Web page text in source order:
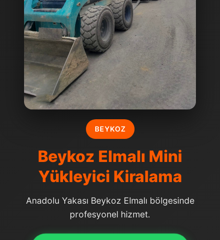
BEYKOZ
Beykoz Elmalı Mini
Yükleyici Kiralama
Anadolu Yakası Beykoz Elmalı bölgesinde
profesyonel hizmet.